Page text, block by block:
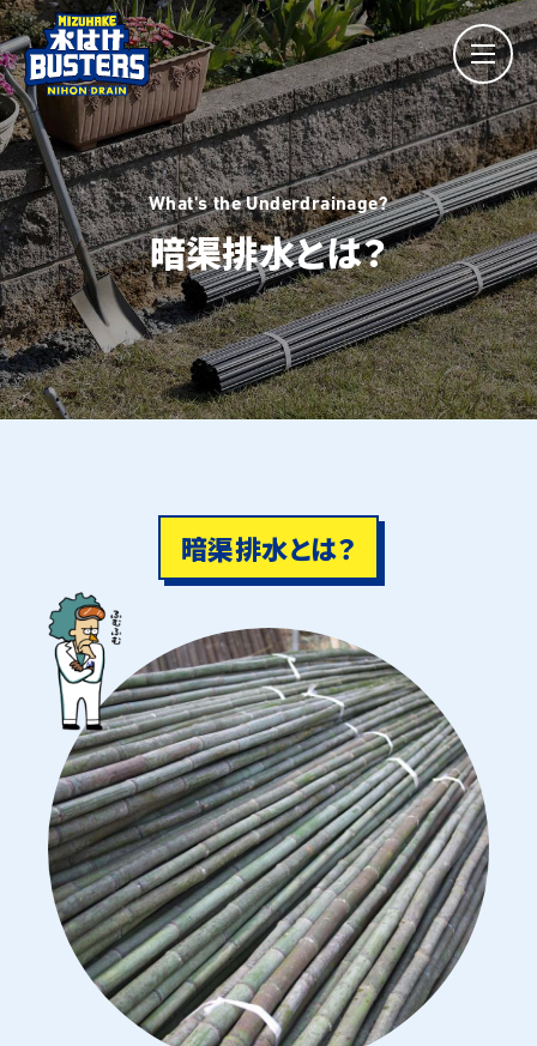
What's the Underdrainage?
暗渠排水とは？
暗渠排水とは？